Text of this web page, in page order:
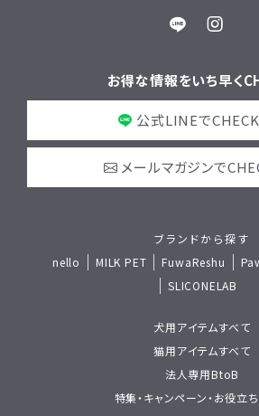
お得な情報をいち早く
公式LINEで
メールマガジンで
ブランドから探す
nello
MILK PET FuwaReshu
SLICONELAB
犬用アイテムすべて
猫用アイテムすべて
法人専用BtoB
特集・キャンペーン・お役立